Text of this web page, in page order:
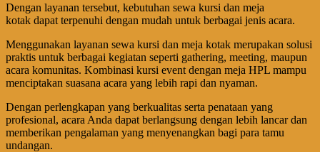
Dengan layanan tersebut, kebutuhan sewa kursi dan meja
kotak dapat terpenuhi dengan mudah untuk berbagai jenis acara.
Menggunakan layanan sewa kursi dan meja kotak merupakan solusi
praktis untuk berbagai kegiatan seperti gathering, meeting, maupun
acara komunitas. Kombinasi kursi event dengan meja HPL mampu
menciptakan suasana acara yang lebih rapi dan nyaman.
Dengan perlengkapan yang berkualitas serta penataan yang
profesional, acara Anda dapat berlangsung dengan lebih lancar dan
memberikan pengalaman yang menyenangkan bagi para tamu
undangan.